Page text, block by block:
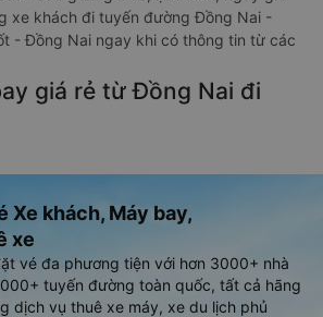
xe khách đi tuyến đường Đồng Nai -
- Đồng Nai ngay khi có thông tin từ các
giá rẻ từ Đồng Nai đi
Xe khách, Máy bay,
xe
vé đa phương tiện với hơn 3000+ nhà
tuyến đường toàn quốc, tất cả hãng
dịch vụ thuê xe máy, xe du lịch phủ